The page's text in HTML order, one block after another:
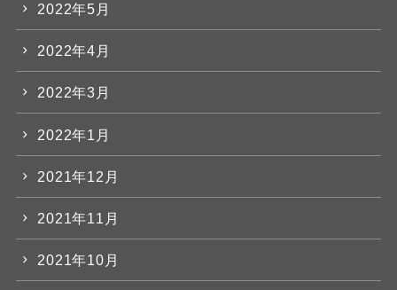
2022年5月
2022年4月
2022年3月
2022年1月
2021年12月
2021年11月
2021年10月